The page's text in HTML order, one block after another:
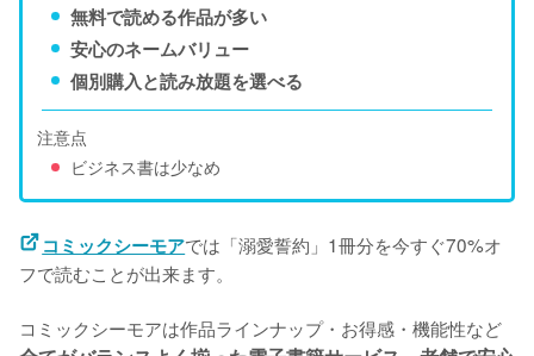
無料で読める作品が多い
安心のネームバリュー
個別購入と読み放題を選べる
注意点
ビジネス書は少なめ
コミックシーモアでは「溺愛誓約」1冊分を今すぐ70%オ
フで読むことが出来ます。
コミックシーモアは作品ラインナップ・お得感・機能性など